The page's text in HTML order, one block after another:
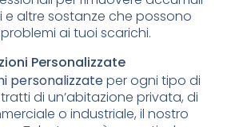
e altre sostanze che possono
ai tuoi scarichi.
Personalizzate
personalizzateper ogni tipo di
di un’abitazione privata, di
o industriale, il nostro